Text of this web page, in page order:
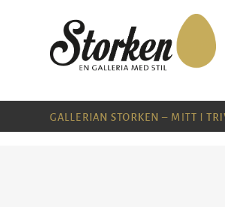
GALLERIAN STORKEN – MITT I